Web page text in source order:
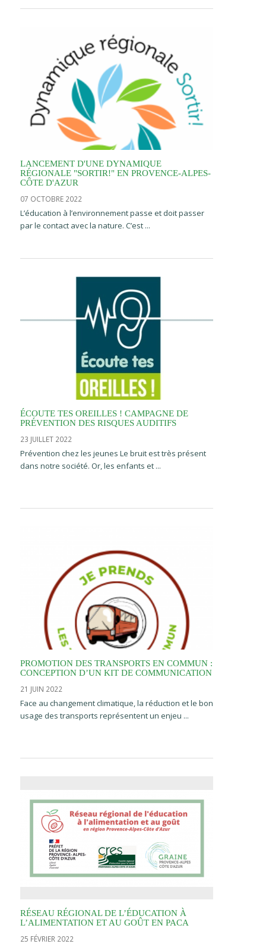
LANCEMENT D'UNE DYNAMIQUE
RÉGIONALE "SORTIR!" EN PROVENCE-ALPES-
CÔTE D'AZUR
07 OCTOBRE 2022
L’éducation à l’environnement passe et doit passer
par le contact avec la nature. C’est ...
ÉCOUTE TES OREILLES ! CAMPAGNE DE
PRÉVENTION DES RISQUES AUDITIFS
23 JUILLET 2022
Prévention chez les jeunes Le bruit est très présent
dans notre société. Or, les enfants et ...
PROMOTION DES TRANSPORTS EN COMMUN :
CONCEPTION D’UN KIT DE COMMUNICATION
21 JUIN 2022
Face au changement climatique, la réduction et le bon
usage des transports représentent un enjeu ...
RÉSEAU RÉGIONAL DE L’ÉDUCATION À
L’ALIMENTATION ET AU GOÛT EN PACA
25 FÉVRIER 2022